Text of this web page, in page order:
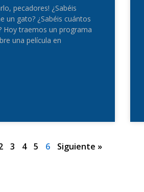
pecadores! ¿Sabéis
un gato? ¿Sabéis cuántos
Hoy traemos un programa
una película en
3 4 5 6 Siguiente »